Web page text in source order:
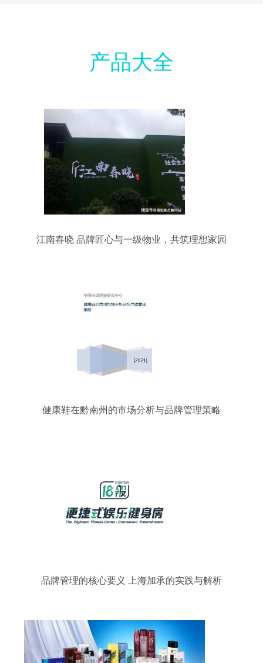
产品大全
江南春晓 品牌匠心与一级物业，共筑理想家园
健康鞋在黔南州的市场分析与品牌管理策略
品牌管理的核心要义 上海加承的实践与解析